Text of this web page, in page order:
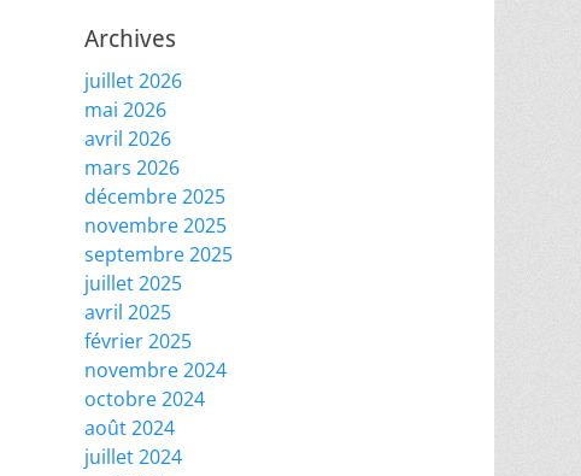
Archives
juillet 2026
mai 2026
avril 2026
mars 2026
décembre 2025
novembre 2025
septembre 2025
juillet 2025
avril 2025
février 2025
novembre 2024
octobre 2024
août 2024
juillet 2024